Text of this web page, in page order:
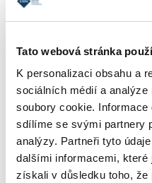
Tato webová stránka
K personalizaci obsahu a
sociálních médií a
soubory cookie.
sdílíme se svými partnery
analýzy. Partneři tyto
dalšími informacemi,
získali v důsledku toho, že